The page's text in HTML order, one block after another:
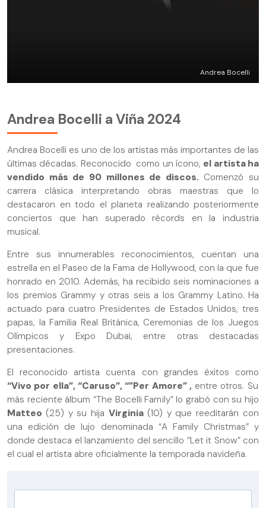
Andrea Bocelli
Andrea Bocelli a Viña 2024
Andrea Bocelli es uno de los artistas más importantes de las
últimas décadas. Reconocido como un ícono, el artista ha
vendido más de 90 millones de discos.Comenzó su
carrera clásica interpretando obras maestras que lo
destacaron en todo el planeta realizando posteriormente
conciertos que han superado récords en la industria
musical.
Entre sus innumerables reconocimientos, cuentan una
estrella en el Paseo de la Fama de Hollywood, con la que fue
honrado en 2010. Además, ha recibido seis nominaciones a
los premios Grammy y otras seis a los Grammy Latino. Ha
actuado para cuatro Presidentes de Estados Unidos, tres
papas, la Familia Real Británica, Ceremonias de los Juegos
Olímpicos y Expo Dubai, entre otras destacadas
presentaciones.
El reconocido artista cuenta con grandes éxitos como
“Vivo por ella”, “Caruso”, “”Per Amore” ,entre otros. Su
más reciente álbum “The Bocelli Family” lo grabó con su hijo
Matteo (25) y su hijaVirginia (10) y que reeditarán con
una edición de lujo denominada “A Family Christmas” y
donde destaca el lanzamiento del sencillo “Let it Snow” con
el cual el artista abre oficialmente la temporada navideña.